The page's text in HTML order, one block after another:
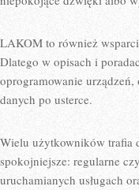
LAKOM to również
Dlatego w opisach i
oprogramowanie
danych po usterce.
Wielu użytkowników trafia
spokojniejsze: regularne
uruchamianych usługach